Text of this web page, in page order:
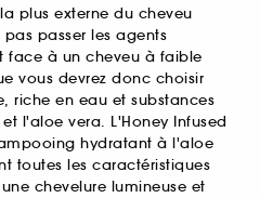
plus externe du cheveu
passer les agents
face à un cheveu à faible
vous devrez donc choisir
riche en eau et substances
l'aloe vera. L'Honey Infused
hydratant à l'aloe
toutes les caractéristiques
chevelure lumineuse et